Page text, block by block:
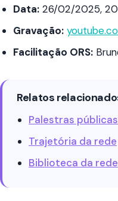
Data:26/02/2025,
Gravação:
Facilitação ORS:
Relatos
Palestras públicas
Trajetória da rede
Biblioteca da rede